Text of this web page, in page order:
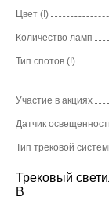
Цвет (!)
Количество ламп
Тип спотов (!)
Участие в акциях
Датчик
Тип трековой
Трековый
B